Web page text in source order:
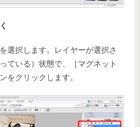
選択します。レイヤーが選択さ
ている）状態で、［マグネット
をクリックします。